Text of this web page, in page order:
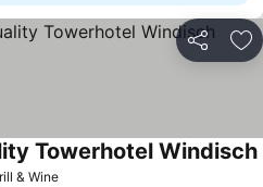
Partilhar
& Wine
Towerhotel Windisch